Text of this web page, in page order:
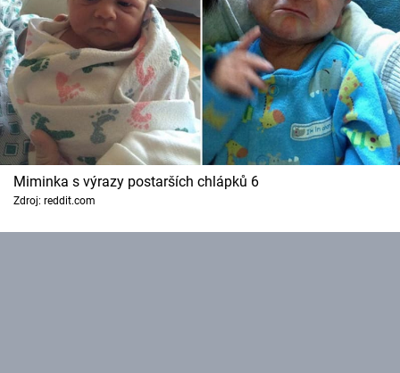
Miminka s výrazy postarších chlápků 6
Zdroj: reddit.com